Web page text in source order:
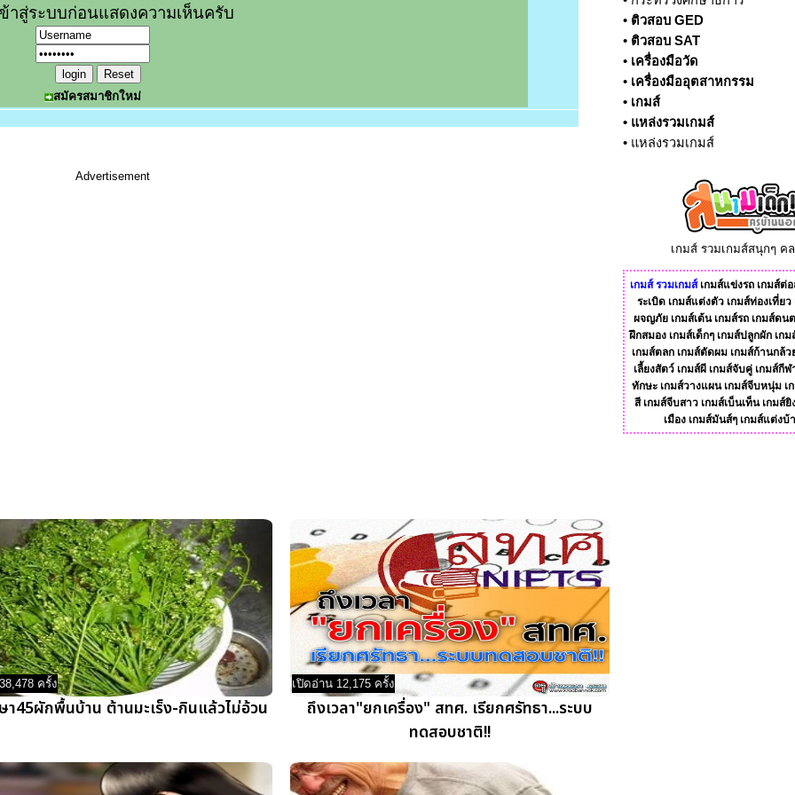
าสู่ระบบก่อนแสดงความเห็นครับ
สมัครสมาชิกใหม่
Advertisement
ครั้ง
45ผักพื้นบ้าน ต้านมะเร็ง-กินแล้วไม่อ้วน
เปิดอ่าน 12,175 ครั้ง
ถึงเวลา"ยกเครื่อง" สทศ. เรียกศรัทธา...ระบบ
ทดสอบชาติ!!
• ติวสอบ GED
• ติวสอบ SAT
• เครื่องมือวัด
• เครื่องมืออุตสาหกรรม
• เกมส์
• แหล่งรวมเกมส์
• แหล่งรวมเกมส์
เกมส์ รวมเกมส์สนุกๆ ค
เกมส์ รวมเกมส์ เกมส์แข่งรถ เกมส์ต่อ
ระเบิด เกมส์แต่งตัว เกมส์ท่องเที่ยว
ผจญภัย เกมส์เต้น เกมส์รถ เกมส์ดน
ฝึกสมอง เกมส์เด็กๆ เกมส์ปลูกผัก เก
เกมส์ตลก เกมส์ตัดผม เกมส์ก้านกล้ว
เลี้ยงสัตว์ เกมส์ผี เกมส์จับคู่ เกมส์กีฬ
ทักษะ เกมส์วางแผน เกมส์จีบหนุ่ม เ
สี เกมส์จีบสาว เกมส์เบ็นเท็น เกมส์ยิ
เมือง เกมส์มันส์ๆ เกมส์แต่งบ้